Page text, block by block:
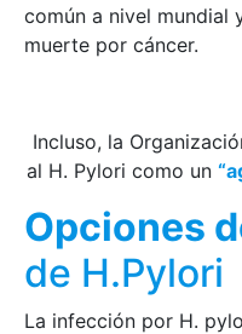
común a nivel mundial
muerte por cáncer.
Incluso, la
al H. Pylori como un
Opciones
de H.Pylori
La infección por H.